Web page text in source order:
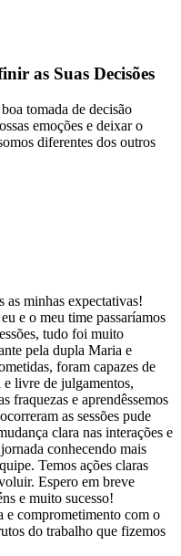
as Suas Decisões
tomada de decisão
emoções e deixar o
diferentes dos outros
minhas expectativas!
e o meu time passaríamos
tudo foi muito
pela dupla Maria e
foram capazes de
livre de julgamentos,
fraquezas e aprendêssemos
as sessões pude
clara nas interações e
conhecendo mais
Temos ações claras
Espero em breve
e muito sucesso!
e comprometimento com o
do trabalho que fizemos